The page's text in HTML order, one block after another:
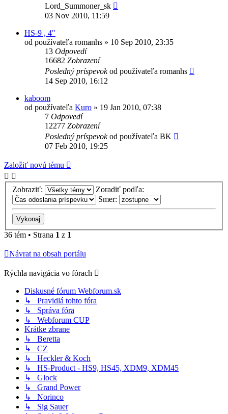
Lord_Summoner_sk
03 Nov 2010, 11:59
HS-9 , 4"
od používateľa romanhs » 10 Sep 2010, 23:35
13 Odpovedí
16682 Zobrazení
Posledný príspevokod používateľa romanhs
14 Sep 2010, 16:12
kaboom
od používateľa Kuro » 19 Jan 2010, 07:38
7 Odpovedí
12277 Zobrazení
Posledný príspevokod používateľa BK
07 Feb 2010, 19:25
Založiť novú tému
Zobraziť:
Zoradiť podľa:
Smer:
36 tém • Strana 1 z 1
Návrat na obsah portálu
Rýchla navigácia vo fórach
Diskusné fórum Webforum.sk
↳ Pravidlá tohto fóra
↳ Správa fóra
↳ Webforum CUP
Krátke zbrane
↳ Beretta
↳ CZ
↳ Heckler & Koch
↳ HS-Product - HS9, HS45, XDM9, XDM45
↳ Glock
↳ Grand Power
↳ Norinco
↳ Sig Sauer